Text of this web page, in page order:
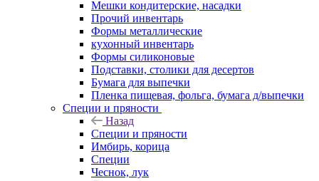
Мешки кондитерские, насадки
Прочий инвентарь
Формы металлические
кухонный инвентарь
Формы силиконовые
Подставки, столики для десертов
Бумага для выпечки
Пленка пищевая, фольга, бумага д/выпечки
Специи и пряности
Назад
Специи и пряности
Имбирь, корица
Специи
Чеснок, лук